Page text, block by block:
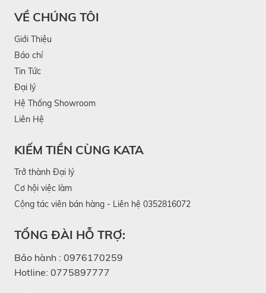
ABS cao cấp đem lại độ cứng vượt trội, giúp
gương đứng vững chắc hơn. Chất liệu cũng thân
thiện với môi trường, đảm bảo độ bền lâu dài theo
VỀ CHÚNG TÔI
Giới Thiệu
Báo chí
Tin Tức
Đại lý
Hệ Thống Showroom
Liên Hệ
KIẾM TIỀN CÙNG KATA
Trở thành Đại lý
Cơ hội việc làm
Cộng tác viên bán hàng - Liên hệ 0352816072
TỔNG ĐÀI HỖ TRỢ:
Bảo hành : 0976170259
Hotline: 0775897777